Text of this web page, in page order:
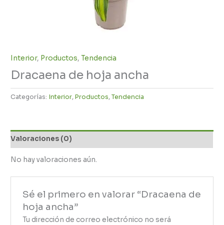
Interior, Productos,Tendencia
Dracaena de hoja ancha
Categorías: Interior,Productos,Tendencia
Valoraciones (0)
No hay valoraciones aún.
Sé el primero en valorar “Dracaena de
hoja ancha”
Tu dirección de correo electrónico no será